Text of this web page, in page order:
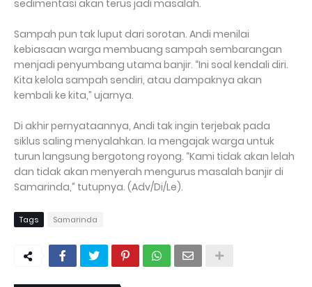
sedimentasi akan terus jadi masalah.
Sampah pun tak luput dari sorotan. Andi menilai
kebiasaan warga membuang sampah sembarangan
menjadi penyumbang utama banjir. “Ini soal kendali diri.
Kita kelola sampah sendiri, atau dampaknya akan
kembali ke kita,” ujarnya.
Di akhir pernyataannya, Andi tak ingin terjebak pada
siklus saling menyalahkan. Ia mengajak warga untuk
turun langsung bergotong royong. “Kami tidak akan lelah
dan tidak akan menyerah mengurus masalah banjir di
Samarinda,” tutupnya. (Adv/Di/Le).
Tags Samarinda